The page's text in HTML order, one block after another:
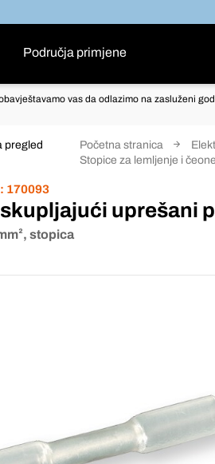
Područja primjene
vas da odlazimo na zasluženi
pregled Početna stranica
Stopice za lemljenje i
170093
uprešani
stopica